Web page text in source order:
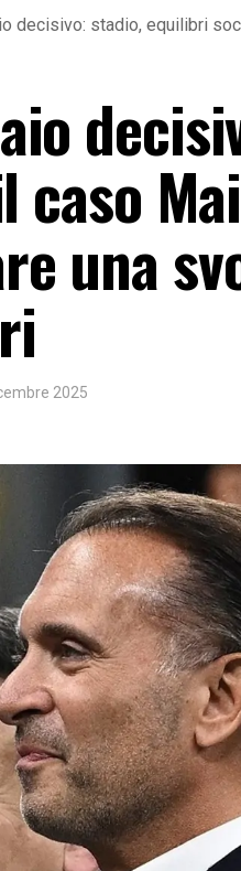
decisivo: stadio, equilibri
una
2025